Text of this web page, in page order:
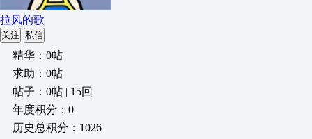
拉风的歌
关注 私信
精华：0帖
求助：0帖
帖子：0帖 | 15回
年度积分：0
历史总积分：1026